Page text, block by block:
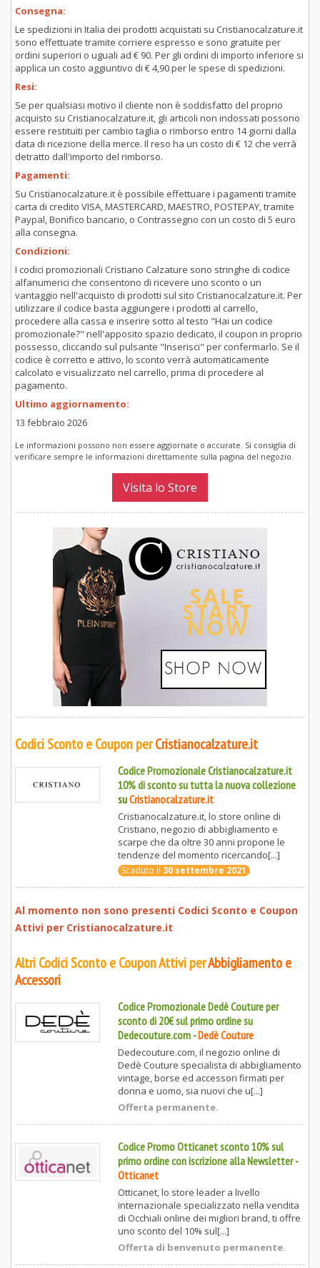
Consegna:
Le spedizioni in Italia dei prodotti acquistati su Cristianocalzature.it
sono effettuate tramite corriere espresso e sono gratuite per
ordini superiori o uguali ad € 90. Per gli ordini di importo inferiore si
applica un costo aggiuntivo di € 4,90 per le spese di spedizioni.
Resi:
Se per qualsiasi motivo il cliente non è soddisfatto del proprio
acquisto su Cristianocalzature.it, gli articoli non indossati possono
essere restituiti per cambio taglia o rimborso entro 14 giorni dalla
data di ricezione della merce. Il reso ha un costo di € 12 che verrà
detratto dall'importo del rimborso.
Pagamenti:
Su Cristianocalzature.it è possibile effettuare i pagamenti tramite
carta di credito VISA, MASTERCARD, MAESTRO, POSTEPAY, tramite
Paypal, Bonifico bancario, o Contrassegno con un costo di 5 euro
alla consegna.
Condizioni:
I codici promozionali Cristiano Calzature sono stringhe di codice
alfanumerici che consentono di ricevere uno sconto o un
vantaggio nell'acquisto di prodotti sul sito Cristianocalzature.it. Per
utilizzare il codice basta aggiungere i prodotti al carrello,
procedere alla cassa e inserire sotto al testo "Hai un codice
promozionale?" nell'apposito spazio dedicato, il coupon in proprio
possesso, cliccando sul pulsante "Inserisci" per confermarlo. Se il
codice è corretto e attivo, lo sconto verrà automaticamente
calcolato e visualizzato nel carrello, prima di procedere al
pagamento.
Ultimo aggiornamento:
13 febbraio 2026
Le informazioni possono non essere aggiornate o accurate. Si consiglia di
verificare sempre le informazioni direttamente sulla pagina del negozio.
Visita lo Store
Codici Sconto e Coupon perCristianocalzature.it
Codice Promozionale Cristianocalzature.it
10% di sconto su tutta la nuova collezione
suCristianocalzature.it
Cristianocalzature.it, lo store online di
Cristiano, negozio di abbigliamento e
scarpe che da oltre 30 anni propone le
tendenze del momento ricercando[...]
Scaduto il 30 settembre 2021
Al momento non sono presenti Codici Sconto e Coupon
Attivi per Cristianocalzature.it
Altri Codici Sconto e Coupon Attivi perAbbigliamento e
Accessori
Codice Promozionale Dedè Couture per
sconto di 20€ sul primo ordine su
Dedecouture.com-Dedè Couture
Dedecouture.com, il negozio online di
Dedè Couture specialista di abbigliamento
vintage, borse ed accessori firmati per
donna e uomo, sia nuovi che u[...]
Offerta permanente.
Codice Promo Otticanet sconto 10% sul
primo ordine con iscrizione alla Newsletter-
Otticanet
Otticanet, lo store leader a livello
internazionale specializzato nella vendita
di Occhiali online dei migliori brand, ti offre
uno sconto del 10% sul[...]
Offerta di benvenuto permanente.